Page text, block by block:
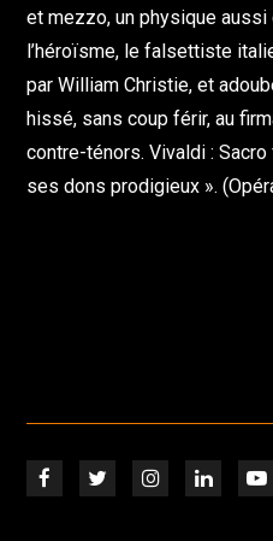
et mezzo, un physique
l’héroïsme, le falsettiste
par William Christie, et
hissé, sans coup férir, au
contre-ténors. Vivaldi :
ses dons prodigieux ».